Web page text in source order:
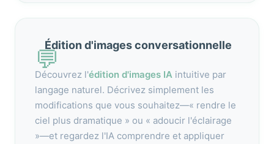
💬
Édition d'images conversationnelle
Découvrez l'édition d'images IA intuitive par
langage naturel. Décrivez simplement les
modifications que vous souhaitez—« rendre le
ciel plus dramatique » ou « adoucir l'éclairage
»—et regardez l'IA comprendre et appliquer